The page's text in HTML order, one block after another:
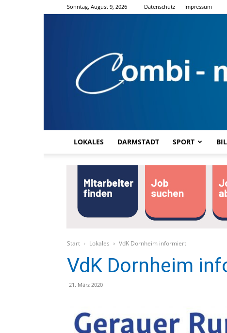
Sonntag, August 9, 2026 Datenschutz Impressum
LOKALES DARMSTADT SPORT
Start Lokales VdK Dornheim informiert
VdK Dornheim
21. März 2020